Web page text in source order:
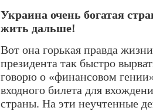
Украина очень богатая
жить дальше!
Вот она горькая правда
президента так быстро
говорю о «финансовом
входного билета для
страны. На эти неучтенные